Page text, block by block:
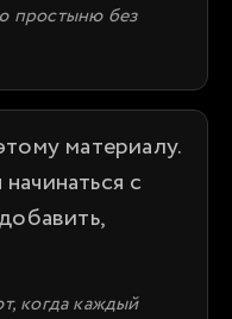
простыню без
материалу.
с
когда каждый